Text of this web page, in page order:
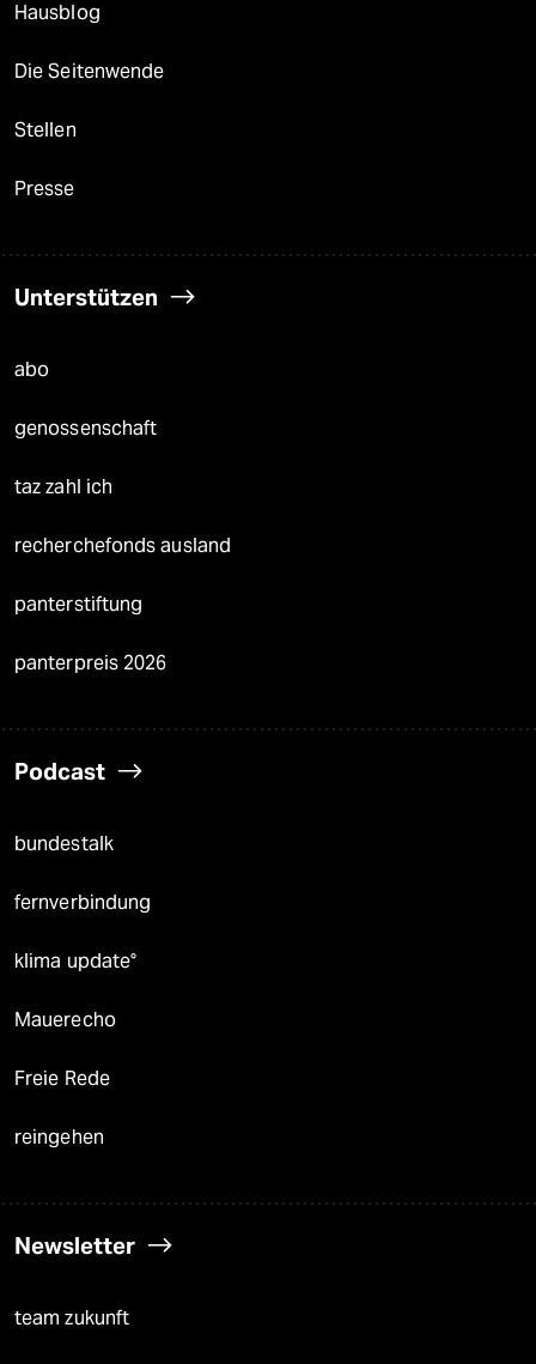
Hausblog
Die Seitenwende
Stellen
Presse
Unterstützen
abo
genossenschaft
taz zahl ich
recherchefonds ausland
panterstiftung
panterpreis 2026
Podcast
bundestalk
fernverbindung
klima update°
Mauerecho
Freie Rede
reingehen
Newsletter
team zukunft